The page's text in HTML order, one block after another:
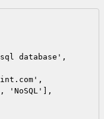
database',
'NoSQL'],